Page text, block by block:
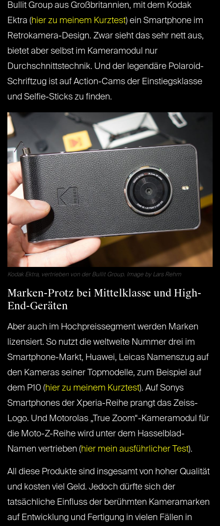
Bullit Group aus Großbritannien, mit dem Kodak
Ektra (hier zu meinem Kurztest) ein Smartphone im
Retrokamera-Design. Zwar sieht das sehr nett aus,
bietet aber selbst im Kameramodul nur
Durchschnittstechnik. Und der legendäre Polaroid-
Schriftzug ist auf Action-Cams der Einstiegsklasse
und Selfie-Sticks zu finden.
Kodak Ektra, vertrieben von der Bullit Group. Image by Lars Rehm
Marken-Protz bei Mittelklasse und High-
End-Geräten
Aber auch im Hochpreissegment werden Marken
lizensiert. So nutzt die weltweite Nummer drei im
Smartphone-Markt, Huawei, Leicas Namenszug auf
den Kameras seiner Topmodelle, zum Beispiel auf
dem P10 (hier zu meinem Kurztest). Auf Sonys
Smartphones der Xperia-Reihe prangt das Zeiss-
Logo. Und Motorolas „True Zoom“-Kameramodul für
die Moto-Z-Reihe wird unter dem Hasselblad-
Namen vertrieben (hier mein ausführlicher Test).
All diese Produkte sind insgesamt von hoher Qualität
und kosten viel Geld. Jedoch dürfte sich der
tatsächliche Einfluss der berühmten Kameramarken
auf Entwicklung und Fertigung in vielen Fällen in